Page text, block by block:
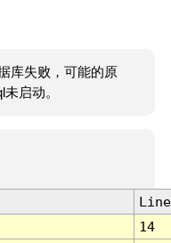
库失败，可能的原
启动。
Line
14